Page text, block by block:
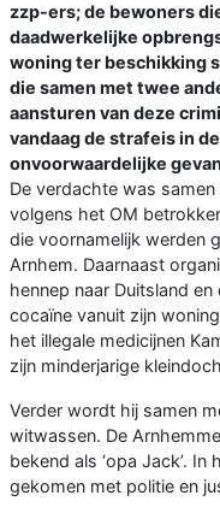
zzp-ers; de bewoners
daadwerkelijke
woning ter beschikking
die samen met twee
aansturen van deze
vandaag de strafeis in
onvoorwaardelijke
De verdachte was
volgens het OM
die voornamelijk werden
Arnhem. Daarnaast
hennep naar Duitsland
cocaïne vanuit zijn
het illegale medicijnen
zijn minderjarige
Verder wordt hij samen
witwassen. De
bekend als ‘opa Jack’.
gekomen met politie en